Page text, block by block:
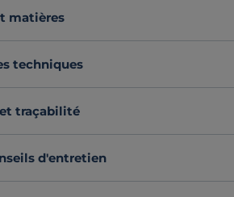
matières
techniques
traçabilité
d'entretien